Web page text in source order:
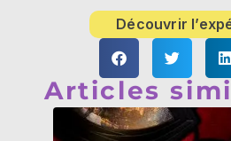
Découvrir
Articles